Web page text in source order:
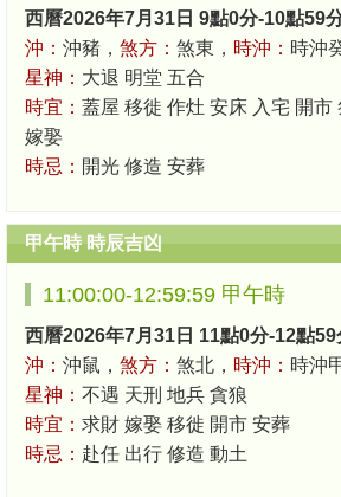
西曆2026年7月31日 9點0分-10點59
沖： 沖豬， 煞方： 煞東， 時沖： 時沖
星神： 大退 明堂 五合
時宜： 蓋屋 移徙 作灶 安床 入宅 開市
嫁娶
時忌： 開光 修造 安葬
甲午時 時辰吉凶
11:00:00-12:59:59 甲午時
西曆2026年7月31日 11點0分-12點59
沖： 沖鼠， 煞方： 煞北， 時沖： 時沖
星神： 不遇 天刑 地兵 貪狼
時宜： 求財 嫁娶 移徙 開市 安葬
時忌： 赴任 出行 修造 動土